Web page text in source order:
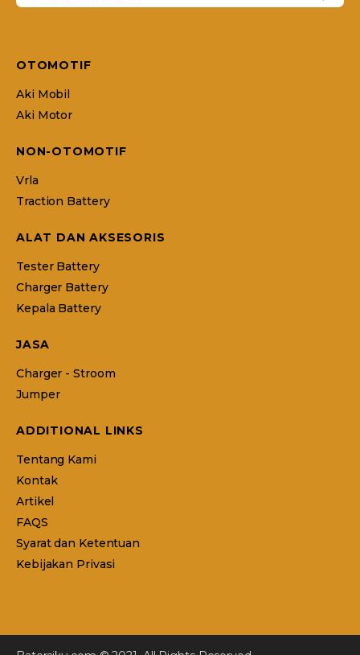
OTOMOTIF
Aki Mobil
Aki Motor
NON-OTOMOTIF
Vrla
Traction Battery
ALAT DAN AKSESORIS
Tester Battery
Charger Battery
Kepala Battery
JASA
Charger - Stroom
Jumper
ADDITIONAL LINKS
Tentang Kami
Kontak
Artikel
FAQS
Syarat dan Ketentuan
Kebijakan Privasi